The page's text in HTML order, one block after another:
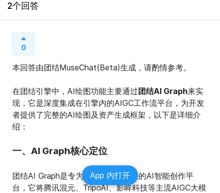
2个回答
0
本回答由团结MuseChat(Beta)生成，请酌情参考。
在团结引擎中，AI绘图功能主要通过 团结AI Graph来实
现，它是深度集成在引擎内的AIGC工作流平台，为开发
者提供了完整的AI绘图及资产生成框架，以下是详细介
绍：
一、AI Graph核心定位
团结AI Graph是专为游戏开发者打造的AI智能创作平
台，它将腾讯混元、TripoAI、影眸科技等主流AIGC大模
App 内打开